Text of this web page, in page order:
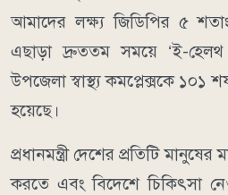
আমাদের লক্ষ্য জিডিপির ৫
এছাড়া দ্রুততম সময়ে ‘ই-হেলথ
উপজেলা স্বাস্থ্য কমপ্লেক্সকে ১০১
হয়েছে।
প্রধানমন্ত্রী দেশের প্রতিটি মানুষের
করতে এবং বিদেশে চিকিৎসা